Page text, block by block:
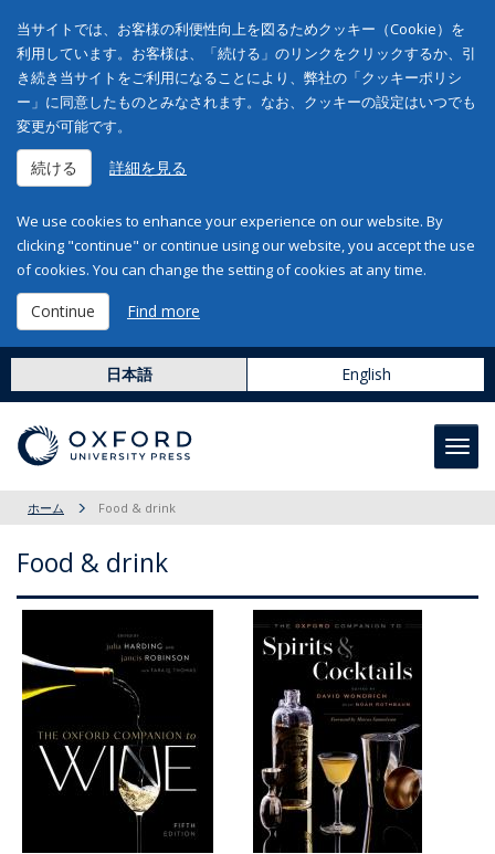
当サイトでは、お客様の利便性向上を図るためクッキー（Cookie）を
利用しています。お客様は、「続ける」のリンクをクリックするか、引
き続き当サイトをご利用になることにより、弊社の「クッキーポリシ
ー」に同意したものとみなされます。なお、クッキーの設定はいつでも
変更が可能です。
続ける 詳細を見る
We use cookies to enhance your experience on our website. By
clicking "continue" or continue using our website, you accept the use
of cookies. You can change the setting of cookies at any time.
Continue Find more
日本語 English
ホーム Food & drink
Food & drink